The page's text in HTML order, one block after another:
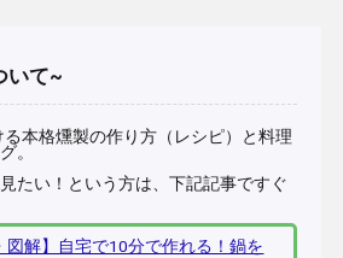
いて~
本格燻製の作り方（レシピ）と料理
。
たい！という方は、下記記事ですぐ
図解】自宅で10分で作れる！鍋を